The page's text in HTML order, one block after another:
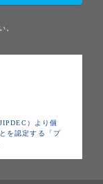
。
）より個
を認定する「プ